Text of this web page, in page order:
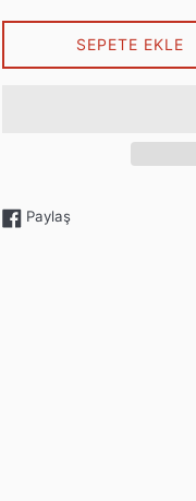
SEPETE EKLE
PaylaşFacebook'ta paylaş